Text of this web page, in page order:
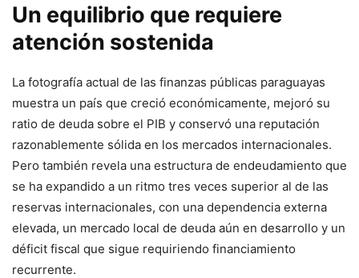
Un equilibrio que requiere
atención sostenida
La fotografía actual de las finanzas públicas paraguayas
muestra un país que creció económicamente, mejoró su
ratio de deuda sobre el PIB y conservó una reputación
razonablemente sólida en los mercados internacionales.
Pero también revela una estructura de endeudamiento que
se ha expandido a un ritmo tres veces superior al de las
reservas internacionales, con una dependencia externa
elevada, un mercado local de deuda aún en desarrollo y un
déficit fiscal que sigue requiriendo financiamiento
recurrente.